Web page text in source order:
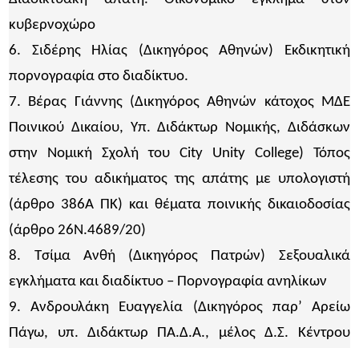
κυβερνοχώρο
6. Σιδέρης Ηλίας (Δικηγόρος Αθηνών) Εκδικητική
πορνογραφία στο διαδίκτυο.
7. Βέρας Γιάννης (Δικηγόρος Αθηνών κάτοχος ΜΔΕ
Ποινικού Δικαίου, Υπ. Διδάκτωρ Νομικής, Διδάσκων
στην Νομική Σχολή του City Unity College) Τόπος
τέλεσης του αδικήματος της απάτης με υπολογιστή
(άρθρο 386Α ΠΚ) και θέματα ποινικής δικαιοδοσίας
(άρθρο 26Ν.4689/20)
8. Τσίμα Ανθή (Δικηγόρος Πατρών) Σεξουαλικά
εγκλήματα και διαδίκτυο – Πορνογραφία ανηλίκων
9. Ανδρουλάκη Ευαγγελία (Δικηγόρος παρ’ Αρείω
Πάγω, υπ. Διδάκτωρ ΠΑ.Δ.Α., μέλος Δ.Σ. Κέντρου